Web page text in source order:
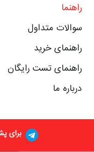
راهنما
سوالات متداول
راهنمای خرید
راهنمای تست رایگان
درباره ما
برای